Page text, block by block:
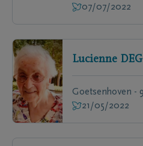
07/07/2022
Lucienne
Goetsenhoven -
21/05/2022